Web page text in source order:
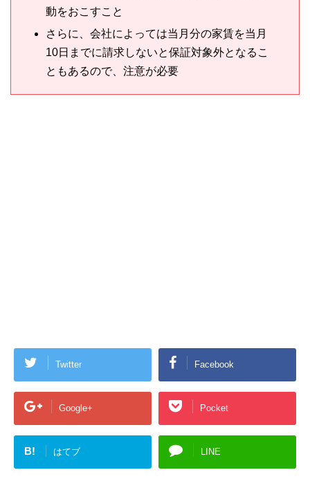
動をおこすこと
さらに、会社によっては当月分の家賃を当月
10日までに請求しないと保証対象外となるこ
ともあるので、注意が必要
Twitter Facebook
Google+ Pocket
B! はてブ LINE